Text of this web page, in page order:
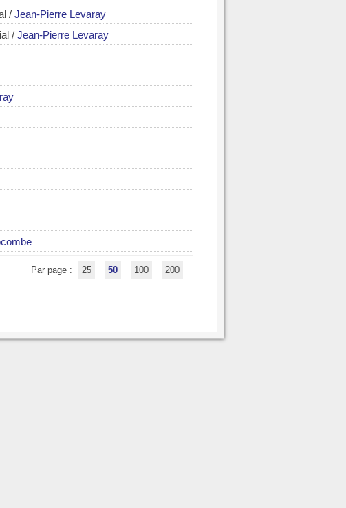
/ Jean-Pierre Levaray
/ Jean-Pierre Levaray
Par page : 25 50 100 200